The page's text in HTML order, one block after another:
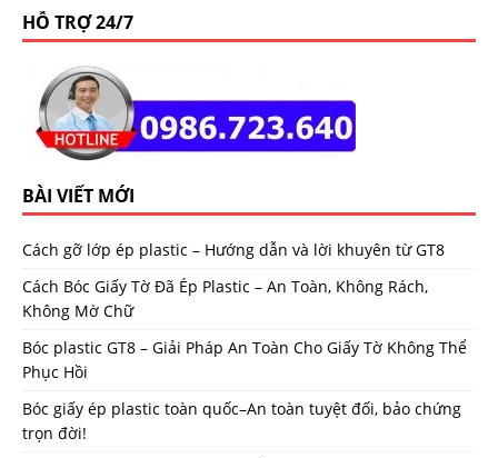
HỖ TRỢ 24/7
BÀI VIẾT MỚI
Cách gỡ lớp ép plastic – Hướng dẫn và lời khuyên từ GT8
Cách Bóc Giấy Tờ Đã Ép Plastic – An Toàn, Không Rách,
Không Mờ Chữ
Bóc plastic GT8 – Giải Pháp An Toàn Cho Giấy Tờ Không Thể
Phục Hồi
Bóc giấy ép plastic toàn quốc–An toàn tuyệt đối, bảo chứng
trọn đời!